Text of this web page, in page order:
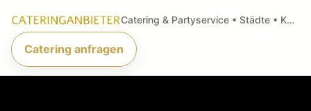
Catering & Partyservice • Städte • Küchenarten • Anfragen
Catering anfragen